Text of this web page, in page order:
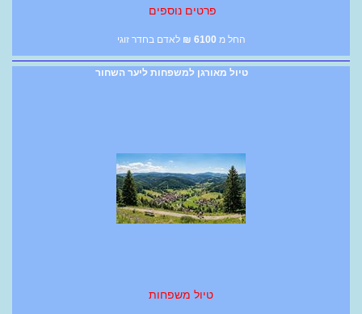
פרטים נוספים
החל מ 6100
₪ לאדם בחדר זוגי
טיול מאורגן למשפחות ליער השחור
טיול משפחות